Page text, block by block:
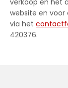
website en
via het
420376.